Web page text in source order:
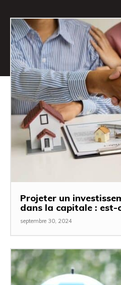
Projeter un
dans la capitale : est-
septembre 30, 2024